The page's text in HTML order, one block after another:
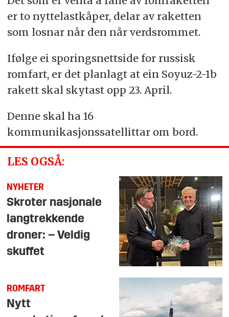
er to nyttelastkåper, delar av raketten
som losnar når den når verdsrommet.
Ifølge ei sporingsnettside for russisk
romfart, er det planlagt at ein Soyuz-2-1b
rakett skal skytast opp 23. April.
Denne skal ha 16
kommunikasjonssatellittar om bord.
LES OGSÅ:
NYHETER
Skroter nasjonale
langtrekkende
droner: – Veldig
skuffet
ROMFART
Nytt